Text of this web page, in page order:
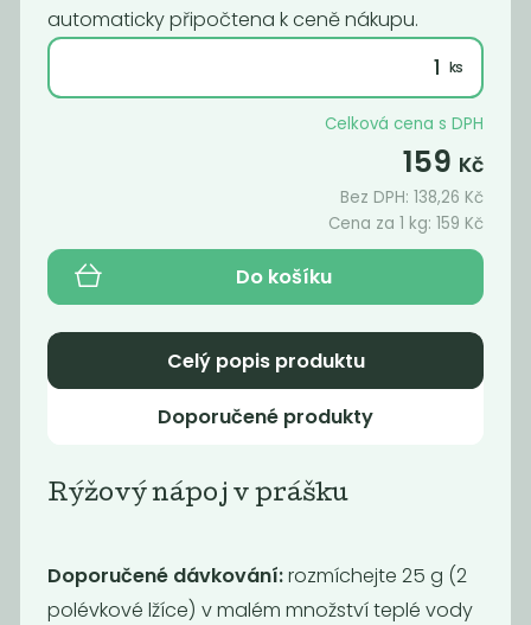
BIO ovesné
bezlepkové
Kč/ Kg
99Kč/ Kg 139Kč/ Kg
automaticky připočtena k ceně nákupu.
Celková cena s DPH
159 Kč
Bez DPH:138,26 Kč
Cena za 1 kg:159 Kč
Do košíku
Celý popis produktu
Doporučené produkty
Rýžový nápoj v prášku
Doporučené dávkování:rozmíchejte 25 g (2
polévkové lžíce) v malém množství teplé vody